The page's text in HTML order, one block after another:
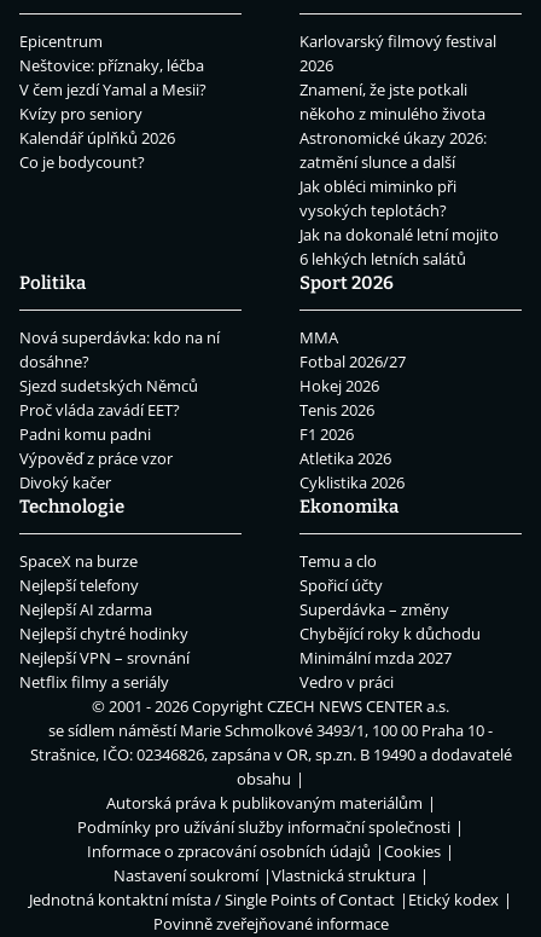
Epicentrum
Neštovice: příznaky, léčba
V čem jezdí Yamal a Mesii?
Kvízy pro seniory
Kalendář úplňků 2026
Co je bodycount?
Karlovarský filmový festival
2026
Znamení, že jste potkali
někoho z minulého života
Astronomické úkazy 2026:
zatmění slunce a další
Jak obléci miminko při
vysokých teplotách?
Jak na dokonalé letní mojito
6 lehkých letních salátů
Politika
Nová superdávka: kdo na ní
dosáhne?
Sjezd sudetských Němců
Proč vláda zavádí EET?
Padni komu padni
Výpověď z práce vzor
Divoký kačer
Sport 2026
MMA
Fotbal 2026/27
Hokej 2026
Tenis 2026
F1 2026
Atletika 2026
Cyklistika 2026
Technologie
SpaceX na burze
Nejlepší telefony
Nejlepší AI zdarma
Nejlepší chytré hodinky
Nejlepší VPN – srovnání
Netflix filmy a seriály
Ekonomika
Temu a clo
Spořicí účty
Superdávka – změny
Chybějící roky k důchodu
Minimální mzda 2027
Vedro v práci
© 2001 - 2026 CopyrightCZECH NEWS CENTER a.s.
se sídlem náměstí Marie Schmolkové 3493/1, 100 00 Praha 10 -
Strašnice, IČO: 02346826, zapsána v OR, sp.zn. B 19490 a dodavatelé
obsahu
Autorská práva k publikovaným materiálům
Podmínky pro užívání služby informační společnosti
Informace o zpracování osobních údajů
Cookies
Nastavení soukromí
Vlastnická struktura
Jednotná kontaktní místa / Single Points of Contact
Etický kodex
Povinně zveřejňované informace